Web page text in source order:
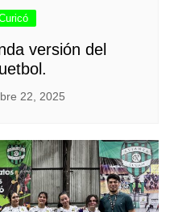
versión del
22, 2025